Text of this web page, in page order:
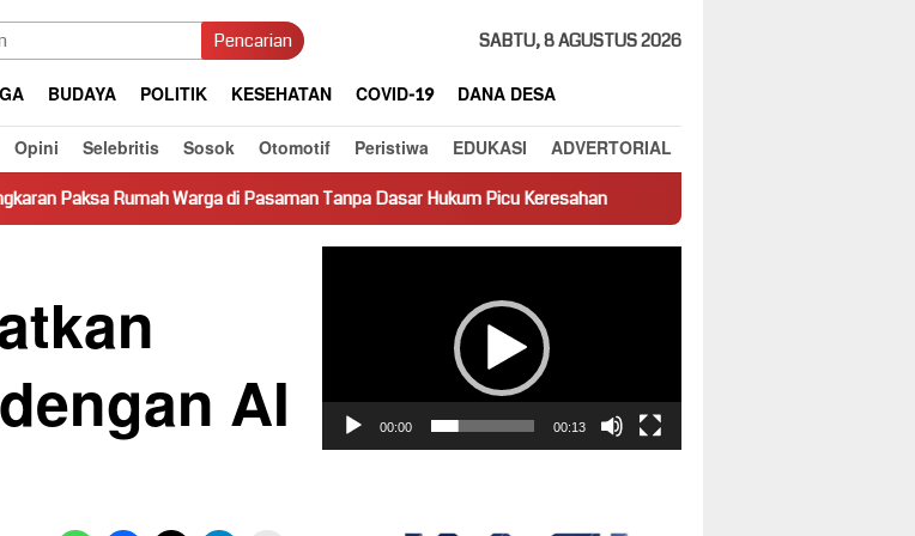
Pencarian SABTU, 8 AGUSTUS 2026
BUDAYA POLITIK KESEHATAN COVID-19
DANA DESA
Opini Selebritis Sosok Otomotif Peristiwa EDUKASI ADVERTORIAL
Warga di Pasaman Tanpa Dasar Hukum Picu Keresahan Truk Miring Hambat Arus Lalu Lintas di Jalan
AI 00:00 00:13